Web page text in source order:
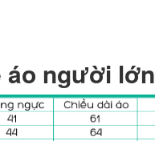
áo người lớn